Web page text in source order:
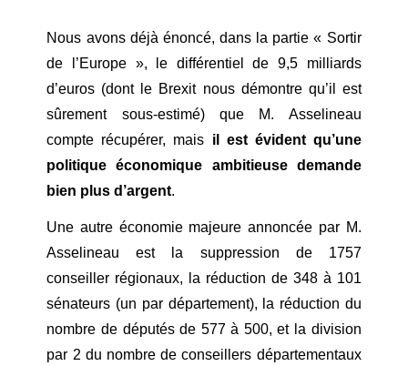
Nous avons déjà énoncé, dans la partie « Sortir
de l’Europe », le différentiel de 9,5 milliards
d’euros (dont le Brexit nous démontre qu’il est
sûrement sous-estimé) que M. Asselineau
compte récupérer, mais il est évident qu’une
politique économique ambitieuse demande
bien plus d’argent.
Une autre économie majeure annoncée par M.
Asselineau est la suppression de 1757
conseiller régionaux, la réduction de 348 à 101
sénateurs (un par département), la réduction du
nombre de députés de 577 à 500, et la division
par 2 du nombre de conseillers départementaux